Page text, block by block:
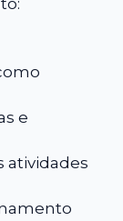
e
atividades